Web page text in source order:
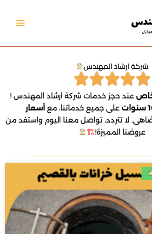
شركة ارشاد المهندس
عند حجز خدمات شركة ارشاد المهندس !
على جميع خدماتنا، معأسعار
لا تتردد، تواصل معنا اليوم واستفد من
عروضنا المميزة!🏗